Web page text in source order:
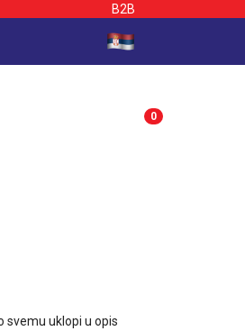
B2B
0
svemu uklopi u opis